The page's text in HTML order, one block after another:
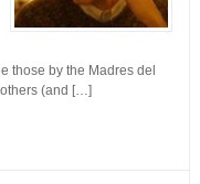
those by the Madres del
(and […]